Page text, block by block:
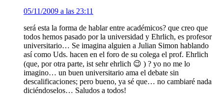
05/11/2009 a las 23:11
será esta la forma de hablar entre académicos? que creo que
todos hemos pasado por la universidad y Ehrlich, es profesor
universitario… Se imagina alguien a Julian Simon hablando
así como Uds. hacen en el foro de su colega el prof. Ehrlich
(que, por otra parte, ist sehr ehrlich 😉 ) ? yo no me lo
imagino… un buen universitario ama el debate sin
descalificaciones; pero bueno, ya sé que… no cambiaré nada
diciéndoselos… Saludos a todos!